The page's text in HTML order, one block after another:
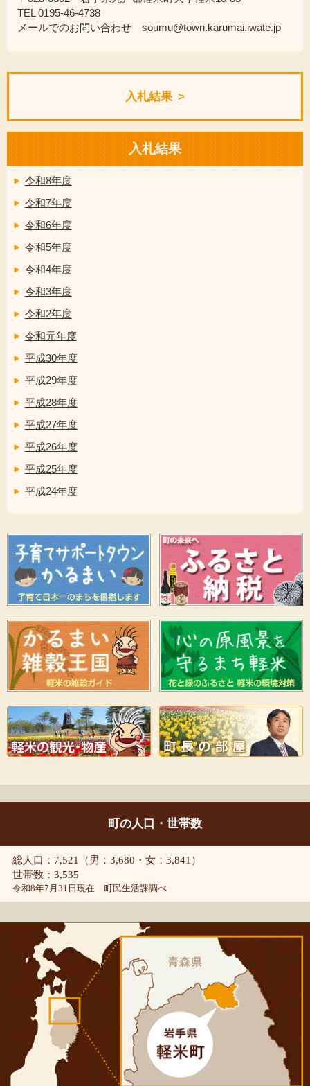
TEL 0195-46-4738
メールでのお問い合わせ soumu@town.karumai.iwate.jp
入札結果
入札結果
令和8年度
令和7年度
令和6年度
令和5年度
令和4年度
令和3年度
令和2年度
令和元年度
平成30年度
平成29年度
平成28年度
平成27年度
平成26年度
平成25年度
平成24年度
町の人口・世帯数
総人口：7,521（男：3,680・女：3,841）
世帯数：3,535
令和8年7月31日現在 町民生活課調べ